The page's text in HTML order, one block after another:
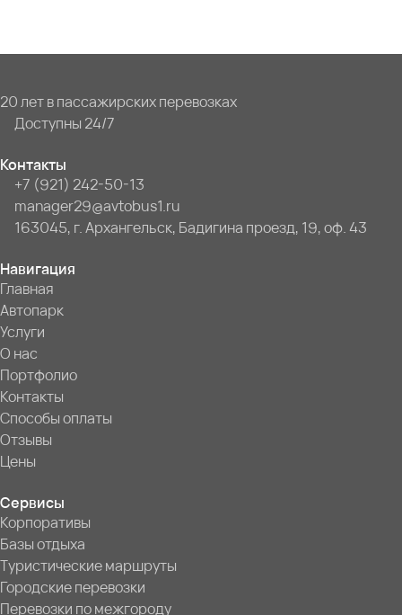
20 лет в пассажирских перевозках
Доступны 24/7
Контакты
+7 (921) 242-50-13
manager29@avtobus1.ru
163045, г. Архангельск, Бадигина проезд, 19, оф. 43
Навигация
Главная
Автопарк
Услуги
О нас
Портфолио
Контакты
Способы оплаты
Отзывы
Цены
Сервисы
Корпоративы
Базы отдыха
Туристические маршруты
Городские перевозки
Перевозки по межгороду